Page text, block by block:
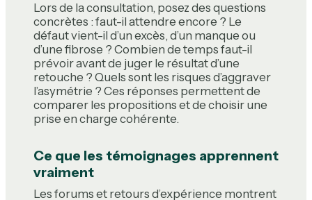
Lors de la consultation, posez des questions
concrètes : faut-il attendre encore ? Le
défaut vient-il d’un excès, d’un manque ou
d’une fibrose ? Combien de temps faut-il
prévoir avant de juger le résultat d’une
retouche ? Quels sont les risques d’aggraver
l’asymétrie ? Ces réponses permettent de
comparer les propositions et de choisir une
prise en charge cohérente.
Ce que les témoignages apprennent
vraiment
Les forums et retours d’expérience montrent